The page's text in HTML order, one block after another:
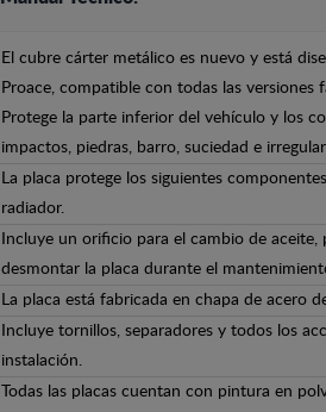
El cubre cárter metálico es nuevo y está
Proace, compatible con todas las
Protege la parte inferior del vehículo y los
impactos, piedras, barro, suciedad e
La placa protege los siguientes
radiador.
Incluye un orificio para el cambio de
desmontar la placa durante el
La placa está fabricada en chapa de acero
Incluye tornillos, separadores y todos los
instalación.
Todas las placas cuentan con pintura en